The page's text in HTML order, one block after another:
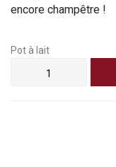
encore champêtre !
Pot à lait